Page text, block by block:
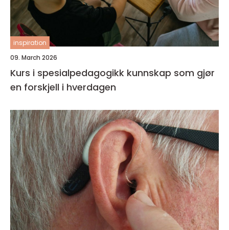
inspiration
09. March 2026
Kurs i spesialpedagogikk kunnskap som gjør
en forskjell i hverdagen